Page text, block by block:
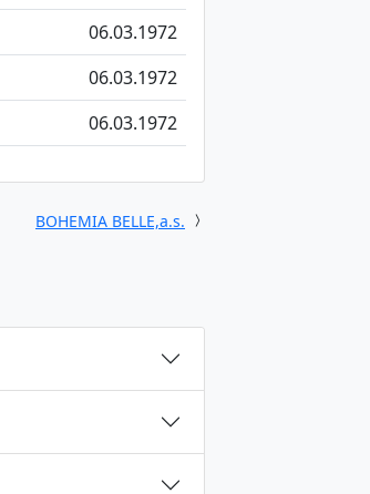
06.03.1972
06.03.1972
06.03.1972
BOHEMIA BELLE,a.s.